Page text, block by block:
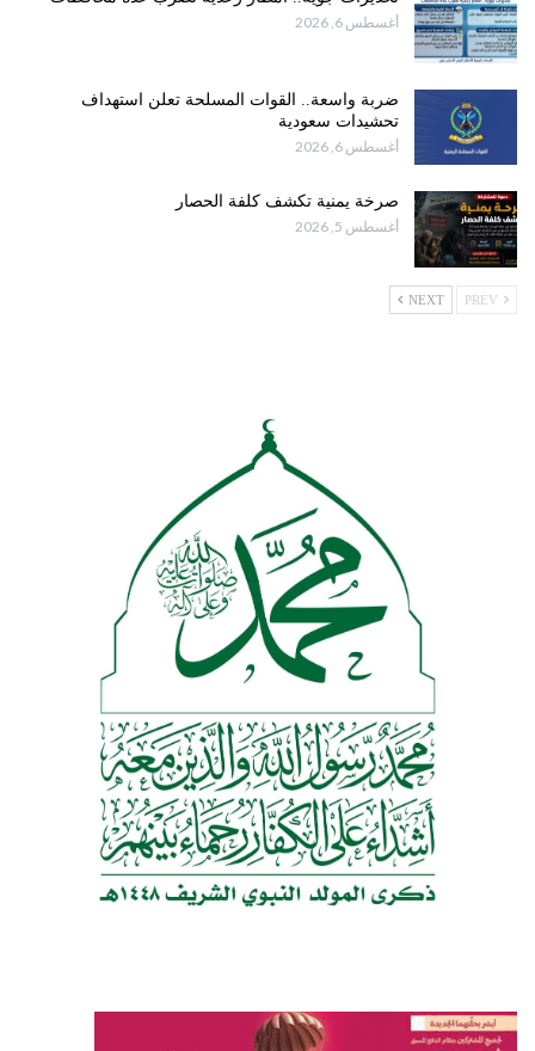
أغسطس 6, 2026
ضربة واسعة.. القوات المسلحة تعلن استهداف
تحشيدات سعودية
أغسطس 6, 2026
صرخة يمنية تكشف كلفة الحصار
أغسطس 5, 2026
NEXT